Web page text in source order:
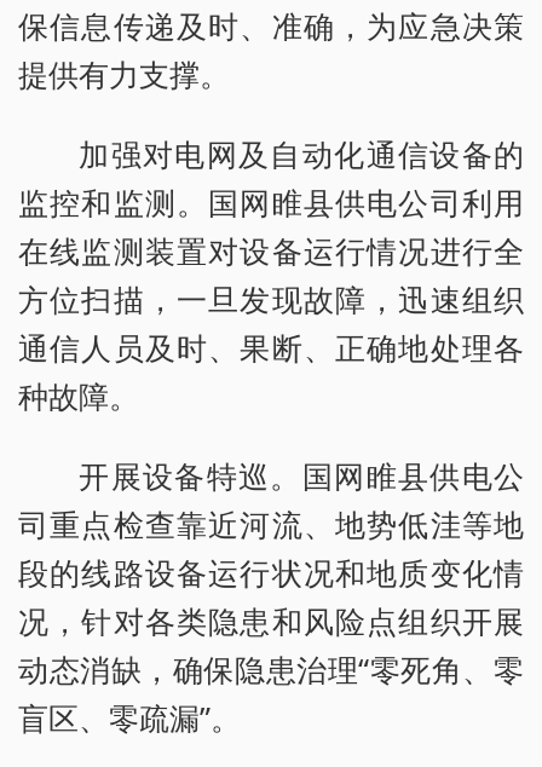
保信息传递及时、准确，为应急决策
提供有力支撑。
加强对电网及自动化通信设备的
监控和监测。国网睢县供电公司利用
在线监测装置对设备运行情况进行全
方位扫描，一旦发现故障，迅速组织
通信人员及时、果断、正确地处理各
种故障。
开展设备特巡。国网睢县供电公
司重点检查靠近河流、地势低洼等地
段的线路设备运行状况和地质变化情
况，针对各类隐患和风险点组织开展
动态消缺，确保隐患治理“零死角、零
盲区、零疏漏”。